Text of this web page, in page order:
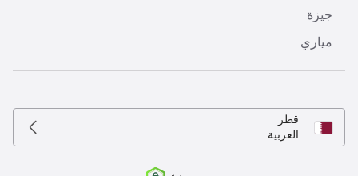
جيزة
مياري
قطر
العربية